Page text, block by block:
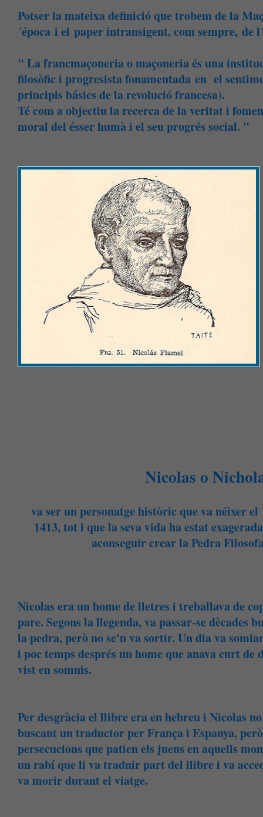
Potser la mateixa definició que trobem de la
´época i el paper intransigent, com sempre, de
" La francmaçoneria o maçoneria és una
filosòfic i progresista fonamentada en el
principis básics de la revolució francesa).
Té com a objectiu la recerca de la veritat i
moral del ésser humà i el seu progrés social. "
Nicolas o
va ser un personatge històric que va néixer
1413, tot i que la seva vida ha estat
aconseguir crear la Pedra
Nicolas era un home de lletres i treballava de
pare. Segons la llegenda, va passar-se dècades
la pedra, però no se'n va sortir. Un dia va
i poc temps després un home que anava curt
vist en somnis.
Per desgràcia el llibre era en hebreu i Nicolas
buscant un traductor per França i Espanya,
persecucions que patien els jueus en aquells
un rabí que li va traduir part del llibre i va
va morir durant el viatge.